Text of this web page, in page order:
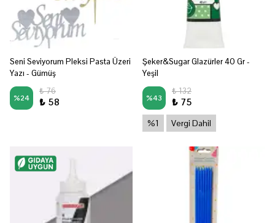
Seni Seviyorum Pleksi Pasta Üzeri
Yazı - Gümüş
%24
₺ 76
₺ 58
Şeker&Sugar Glazürler 40 Gr -
Yeşil
%43
₺ 132
₺ 75
%1 Vergi Dahil